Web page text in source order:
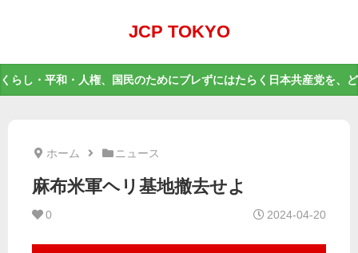
JCP TOKYO
くらし・平和・人権、国民のためにブレずにはたらく日本共産党を、
ホーム ニュース
麻布米軍ヘリ基地撤去せよ
0 2024-04-20